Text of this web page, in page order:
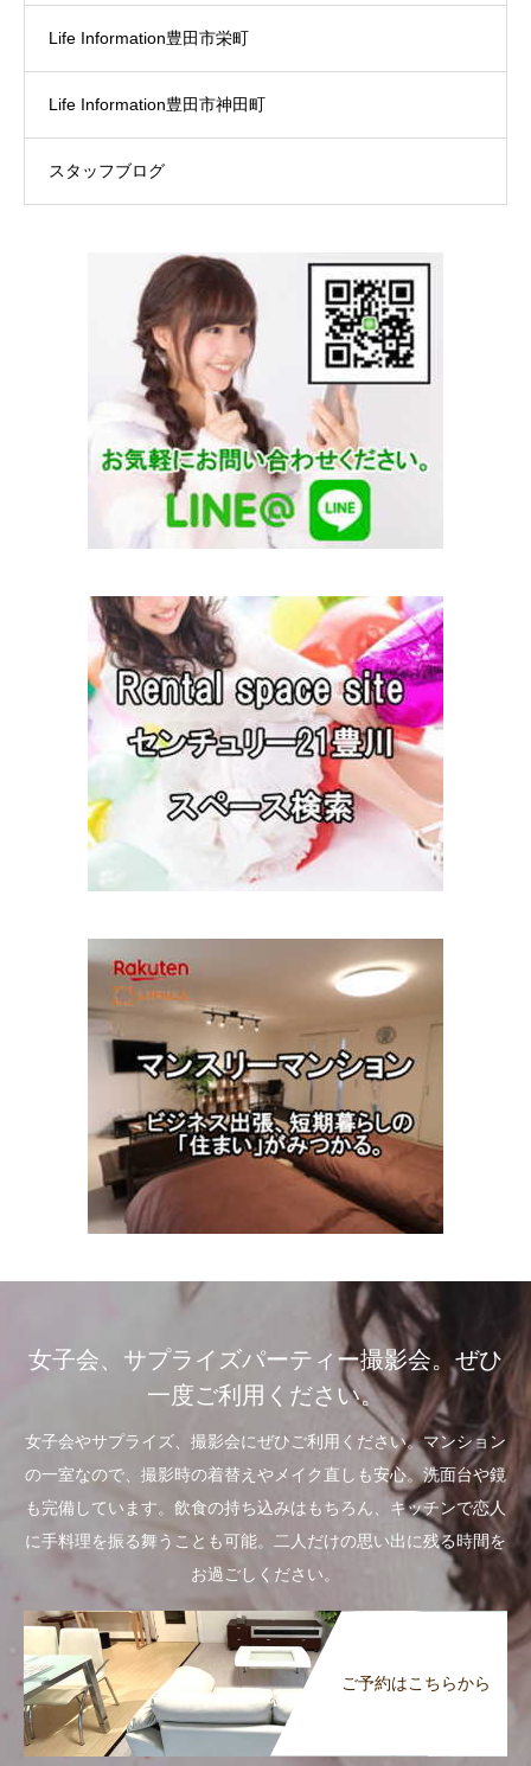
Life Information豊田市栄町
Life Information豊田市神田町
スタッフブログ
女子会、サプライズパーティー撮影会。ぜひ
一度ご利用ください。
女子会やサプライズ、撮影会にぜひご利用ください。マンション
の一室なので、撮影時の着替えやメイク直しも安心。洗面台や鏡
も完備しています。飲食の持ち込みはもちろん、キッチンで恋人
に手料理を振る舞うことも可能。二人だけの思い出に残る時間を
お過ごしください。
ご予約はこちらから